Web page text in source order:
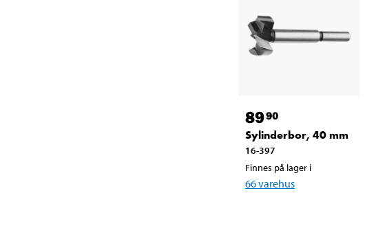
8990
Sylinderbor, 40 mm
16-397
Finnes på lager i
66varehus